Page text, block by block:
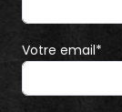
Votre email*